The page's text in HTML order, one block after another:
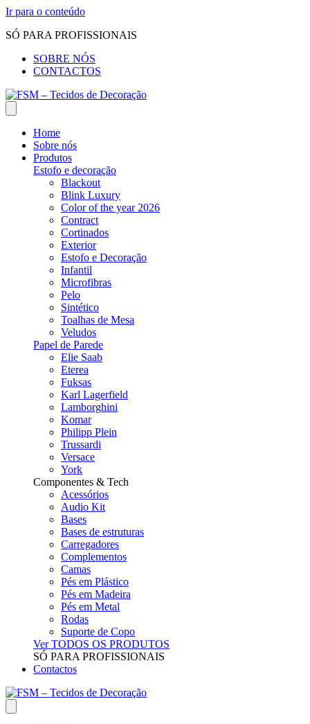
Ir para o conteúdo
SÓ PARA PROFISSIONAIS
SOBRE NÓS
CONTACTOS
Home
Sobre nós
Produtos
Estofo e decoração
Blackout
Blink Luxury
Color of the year 2026
Contract
Cortinados
Exterior
Estofo e Decoração
Infantil
Microfibras
Pelo
Sintético
Toalhas de Mesa
Veludos
Papel de Parede
Elie Saab
Eterea
Fuksas
Karl Lagerfield
Lamborghini
Komar
Philipp Plein
Trussardi
Versace
York
Componentes & Tech
Acessórios
Audio Kit
Bases
Bases de estruturas
Carregadores
Complementos
Camas
Pés em Plástico
Pés em Madeira
Pés em Metal
Rodas
Suporte de Copo
Ver TODOS OS PRODUTOS
SÓ PARA PROFISSIONAIS
Contactos